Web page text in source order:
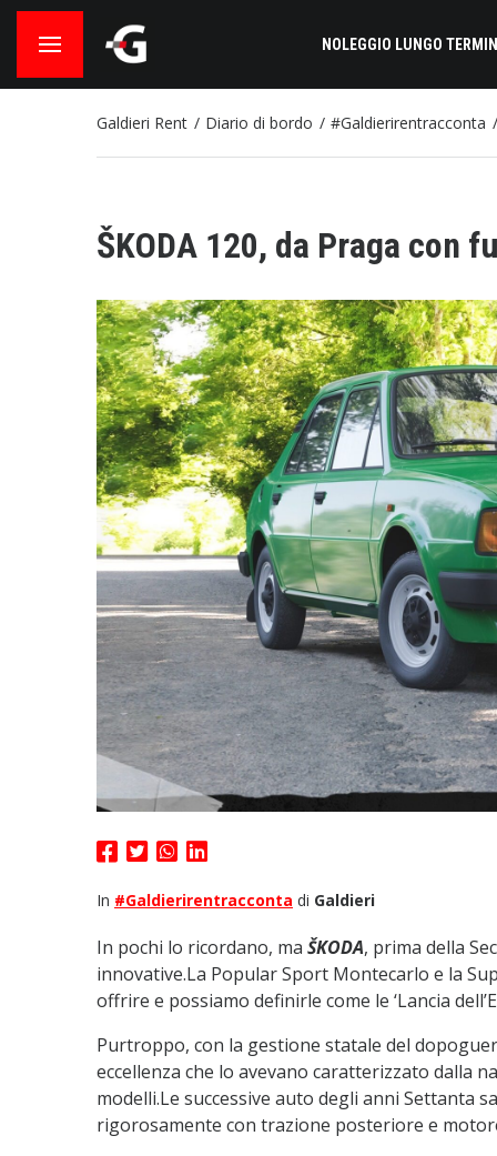
NOLEGGIO LUNGO
Galdieri Rent Diario di bordo #Galdierirentracconta
ŠKODA 120, da Praga con
In #Galdierirentracconta di Galdieri
In pochi lo ricordano, ma ŠKODA, prima della
innovative.La Popular Sport Montecarlo e la
offrire e possiamo definirle come le ‘Lancia
Purtroppo, con la gestione statale del
eccellenza che lo avevano caratterizzato dalla
modelli.Le successive auto degli anni Settanta
rigorosamente con trazione posteriore e